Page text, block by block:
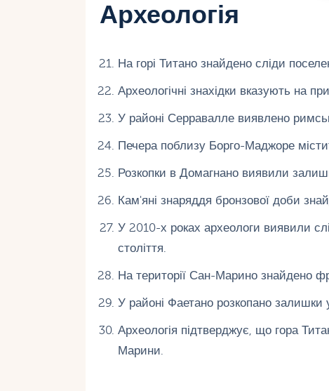
Археологія
На горі Титано знайдено сліди
Археологічні знахідки вказують на
У районі Серравалле виявлено
Печера поблизу Борго-Маджоре
Розкопки в Домагнано виявили
Кам'яні знаряддя бронзової доби
У 2010-х роках археологи виявили
століття.
На території Сан-Марино знайдено
У районі Фаетано розкопано залишки
Археологія підтверджує, що гора
Марини.